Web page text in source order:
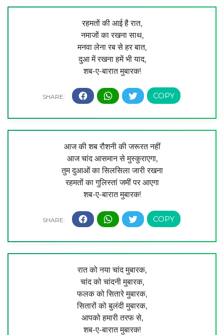
रहमतों की आई है रात,
नमाजों का रखना साथ,
मनवा लेना रब से हर बात,
दुआ में रखना हमें भी याद,
शब-ए-बारात मुबारक!
आज की शब रौशनी की जरूरत नहीं
आज चांद आसमान से मुस्कुराएगा,
तुम दुआओं का सिलसिला जारी रखना
रहमतों का गुलिस्तां जमीं पर आएगा
शब-ए-बारात मुबारक!
रात को नया चांद मुबारक,
चांद को चांदनी मुबारक,
फलक को सितारे मुबारक,
सितारों को बुलंदी मुबारक,
आपको हमारी तरफ से,
शब-ए-बारात मुबारक!